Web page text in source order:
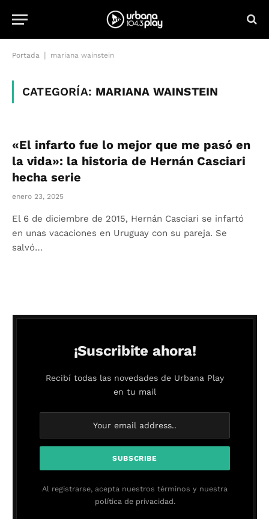
Portada mariana wainstein
CATEGORÍA: MARIANA WAINSTEIN
«El infarto fue lo mejor que me pasó en
la vida»: la historia de Hernán Casciari
hecha serie
enero 23, 2025
El 6 de diciembre de 2015, Hernán Casciari se infartó
en unas vacaciones en Uruguay con su pareja. Se
salvó…
¡Suscribite ahora!
Recibí todas las novedades de Urbana Play
en tu mail
Al registrarse, acepta nuestros términos y nuestra
política de privacidad.